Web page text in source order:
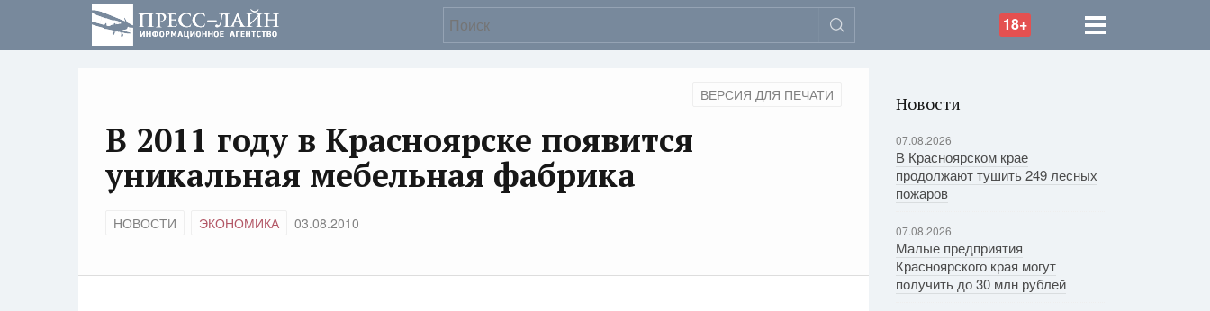
18+
ВЕРСИЯ ДЛЯ ПЕЧАТИ
В 2011 году в Красноярске появится
уникальная мебельная фабрика
НОВОСТИ ЭКОНОМИКА 03.08.2010
Новости
07.08.2026
В Красноярском крае
продолжают тушить 249 лесных
пожаров
07.08.2026
Малые предприятия
Красноярского края могут
получить до 30 млн рублей